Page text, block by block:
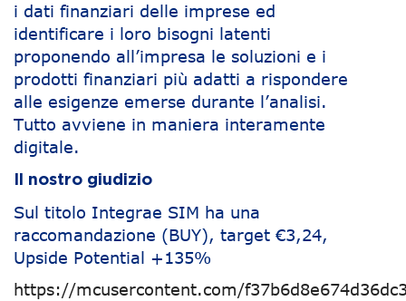
i dati finanziari delle imprese ed
identificare i loro bisogni latenti
proponendo all’impresa le soluzioni e i
prodotti finanziari più adatti a rispondere
alle esigenze emerse durante l’analisi.
Tutto avviene in maniera interamente
digitale.
Il nostro giudizio
Sul titolo Integrae SIM ha una
raccomandazione (BUY), target €3,24,
Upside Potential +135%
https://mcusercontent.com/